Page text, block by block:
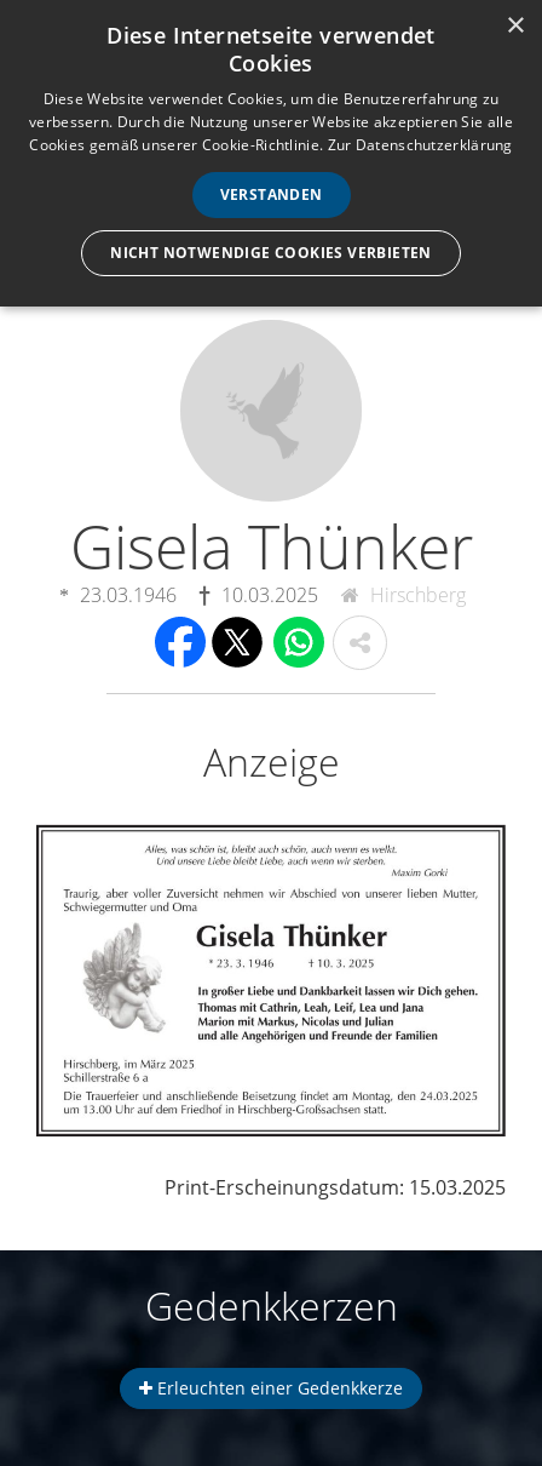
Anmelden Registrieren
e
n
ü
Wir lassen nur die Hand los,
Gisela Thünker
23.03.1946 10.03.2025 Hirschberg
Anzeige
Print-Erscheinungsdatum: 15.03.2025
Gedenkkerzen
Erleuchten einer Gedenkkerze
×
Diese Internetseite verwendet
Cookies
Diese Website verwendet Cookies, um die Benutzererfahrung zu
verbessern. Durch die Nutzung unserer Website akzeptieren Sie alle
Cookies gemäß unserer Cookie-Richtlinie. Zur Datenschutzerklärung
VERSTANDEN
NICHT NOTWENDIGE COOKIES VERBIETEN